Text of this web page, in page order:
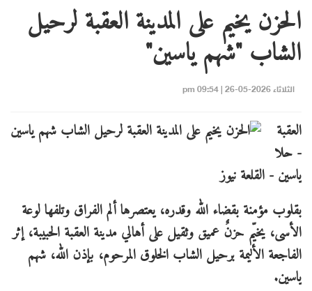
الحزن يخيم على المدينة العقبة لرحيل
الشاب "شهم ياسين"
الثلاثاء 2026-05-26 | 09:54 pm
العقبة
- حلا
ياسين - ​القلعة نيوز
​بقلوب مؤمنة بقضاء الله وقدره، يعتصرها ألم الفراق وتلفها لوعة
الأسى، يخيّم حزنٌ عميق وثقيل على أهالي مدينة العقبة الحبيبة، إثر
الفاجعة الأليمة برحيل الشاب الخلوق المرحوم، بإذن الله، شهم
ياسين.